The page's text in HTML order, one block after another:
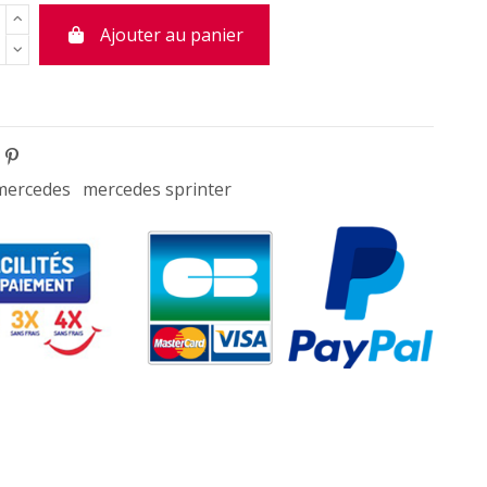
Ajouter au panier
mercedes sprinter